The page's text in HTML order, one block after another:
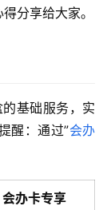
分享给大家。
基础服务，实
醒：通过”会办
会办卡专享